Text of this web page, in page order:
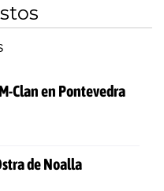
Clan en Pontevedra
de Noalla